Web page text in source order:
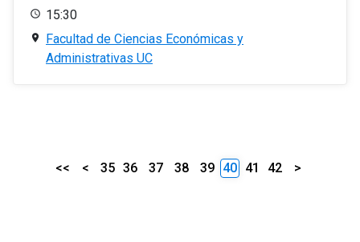
15:30
Facultad de Ciencias Económicas y
Administrativas UC
<< < 35 36 37 38 39 40 41 42 >